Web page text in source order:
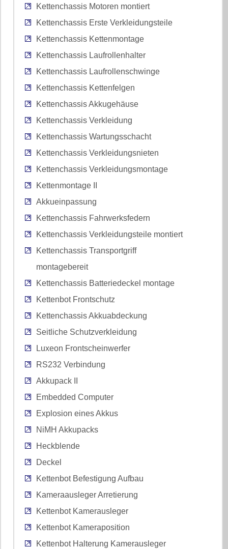
Kettenchassis Motoren montiert
Kettenchassis Erste Verkleidungsteile
Kettenchassis Kettenmontage
Kettenchassis Laufrollenhalter
Kettenchassis Laufrollenschwinge
Kettenchassis Kettenfelgen
Kettenchassis Akkugehäuse
Kettenchassis Verkleidung
Kettenchassis Wartungsschacht
Kettenchassis Verkleidungsnieten
Kettenchassis Verkleidungsmontage
Kettenmontage II
Akkueinpassung
Kettenchassis Fahrwerksfedern
Kettenchassis Verkleidungsteile montiert
Kettenchassis Transportgriff
montagebereit
Kettenchassis Batteriedeckel montage
Kettenbot Frontschutz
Kettenchassis Akkuabdeckung
Seitliche Schutzverkleidung
Luxeon Frontscheinwerfer
RS232 Verbindung
Akkupack II
Embedded Computer
Explosion eines Akkus
NiMH Akkupacks
Heckblende
Deckel
Kettenbot Befestigung Aufbau
Kameraausleger Arretierung
Kettenbot Kamerausleger
Kettenbot Kameraposition
Kettenbot Halterung Kamerausleger